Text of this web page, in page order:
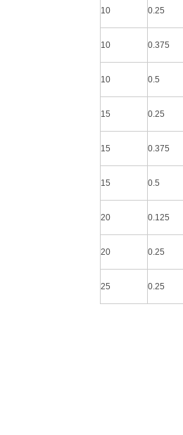
10 0.25
10 0.375
10 0.5
15 0.25
15 0.375
15 0.5
20 0.125
20 0.25
25 0.25